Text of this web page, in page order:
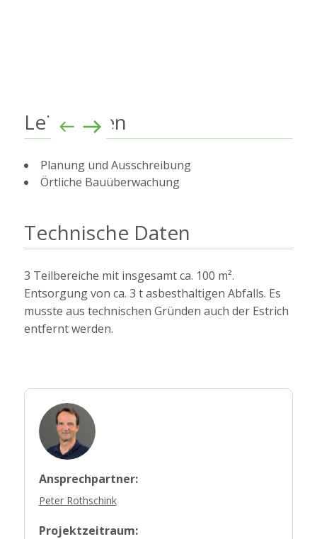
Leistungen
Planung und Ausschreibung
Örtliche Bauüberwachung
Technische Daten
3 Teilbereiche mit insgesamt ca. 100 m².
Entsorgung von ca. 3 t asbesthaltigen Abfalls. Es
musste aus technischen Gründen auch der Estrich
entfernt werden.
Ansprechpartner:
Peter Rothschink
Projektzeitraum: